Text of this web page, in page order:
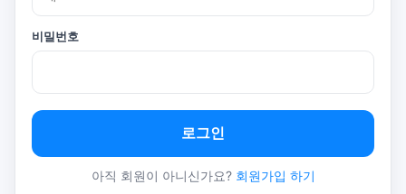
비밀번호
로그인
아직 회원이 아니신가요? 회원가입 하기